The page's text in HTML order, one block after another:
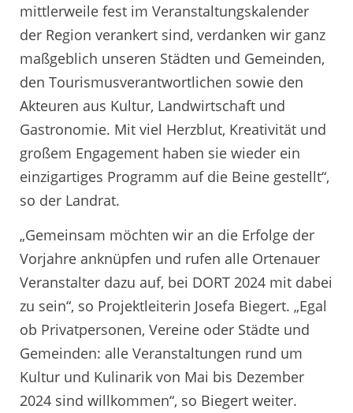
mittlerweile fest im Veranstaltungskalender
der Region verankert sind, verdanken wir ganz
maßgeblich unseren Städten und Gemeinden,
den Tourismusverantwortlichen sowie den
Akteuren aus Kultur, Landwirtschaft und
Gastronomie. Mit viel Herzblut, Kreativität und
großem Engagement haben sie wieder ein
einzigartiges Programm auf die Beine gestellt“,
so der Landrat.
„Gemeinsam möchten wir an die Erfolge der
Vorjahre anknüpfen und rufen alle Ortenauer
Veranstalter dazu auf, bei DORT 2024 mit dabei
zu sein“, so Projektleiterin Josefa Biegert. „Egal
ob Privatpersonen, Vereine oder Städte und
Gemeinden: alle Veranstaltungen rund um
Kultur und Kulinarik von Mai bis Dezember
2024 sind willkommen“, so Biegert weiter.